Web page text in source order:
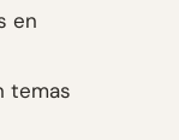
en
temas